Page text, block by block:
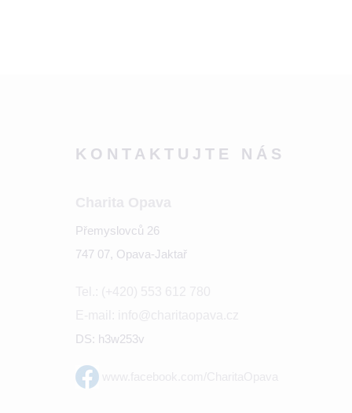
KONTAKTUJTE NÁS
Přemyslovců 26
747 07, Opava-Jaktař
DS: h3w253v